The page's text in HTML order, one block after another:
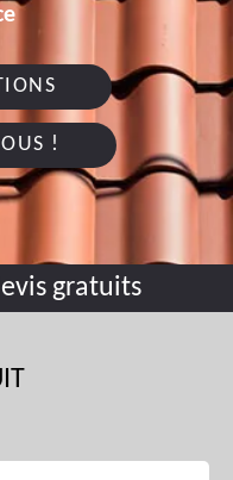
!
gratuits